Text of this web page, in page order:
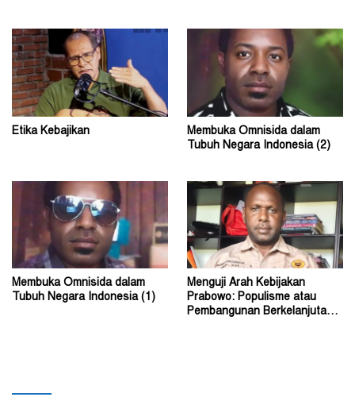
Etika Kebajikan
Membuka Omnisida dalam
Tubuh Negara Indonesia (2)
Membuka Omnisida dalam
Tubuh Negara Indonesia (1)
Menguji Arah Kebijakan
Prabowo: Populisme atau
Pembangunan Berkelanjutan?